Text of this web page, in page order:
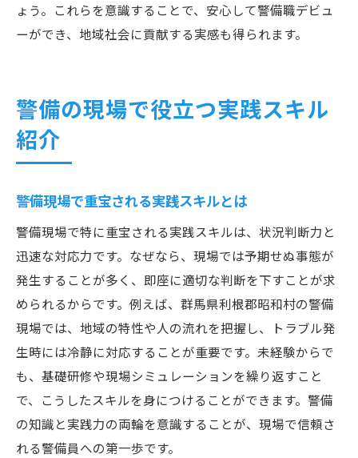
ょう。これらを意識することで、安心して警備職デビュ
ーができ、地域社会に貢献する実感も得られます。
警備の現場で役立つ実践スキル
紹介
警備現場で重宝される実践スキルとは
警備現場で特に重宝される実践スキルは、状況判断力と
迅速な対応力です。なぜなら、現場では予期せぬ事態が
発生することが多く、即座に適切な判断を下すことが求
められるからです。例えば、群馬県利根郡昭和村の警備
現場では、地域の特性や人の流れを把握し、トラブル発
生時には冷静に対応することが重要です。未経験からで
も、基礎研修や現場シミュレーションを繰り返すこと
で、こうしたスキルを身につけることができます。警備
の知識と実践力の両輪を意識することが、現場で信頼さ
れる警備員への第一歩です。